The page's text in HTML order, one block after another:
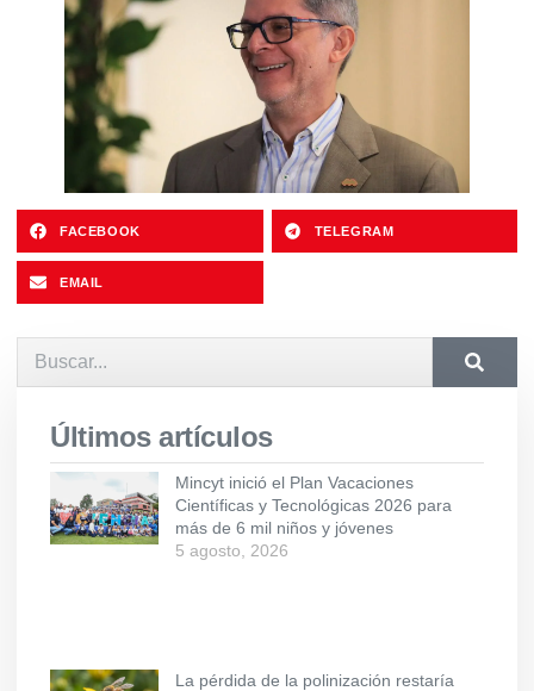
FACEBOOK TELEGRAM
EMAIL
Últimos artículos
Mincyt inició el Plan Vacaciones
Científicas y Tecnológicas 2026 para
más de 6 mil niños y jóvenes
5 agosto, 2026
La pérdida de la polinización restaría